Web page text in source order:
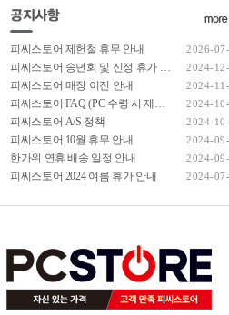
피씨스토어 제헌철 휴무 안내 2026-
피씨스토어 송년회 및 신정 휴가 안내 2024-
피씨스토어 매장 이전 안내 2024-
피씨스토어 FAQ (PC 수령 시 제일 많이 하는 질문 답변) 2024-
피씨스토어 A/S 정책 2024-
피씨스토어 10월 휴무 안내 2024-
한가위 연휴 배송 일정 안내 2024-
피씨스토어 2024 여름 휴가 안내 2024-